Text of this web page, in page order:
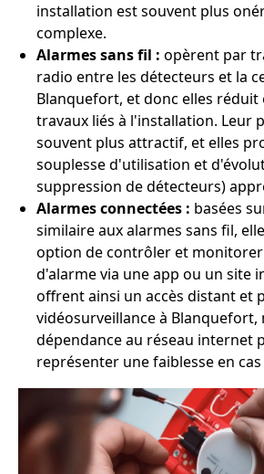
installation est souvent plus
complexe.
Alarmes sans fil : opèrent par
radio entre les détecteurs et la
Blanquefort, et donc elles réduit
travaux liés à l'installation. Leur
souvent plus attractif, et elles
souplesse d'utilisation et
suppression de détecteurs)
Alarmes connectées : basées
similaire aux alarmes sans fil,
option de contrôler et monitorer
d'alarme via une app ou un site
offrent ainsi un accès distant et
vidéosurveillance à Blanquefort,
dépendance au réseau internet
représenter une faiblesse en